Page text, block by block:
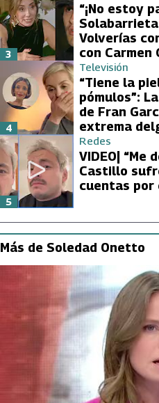
“¡No estoy
Volverías
con Carmen
3
Televisión
“Tiene la
pómulos”:
de Fran
extrema
4
Redes
VIDEO| “Me
Castillo
cuentas por
5
Más de Soledad Onetto